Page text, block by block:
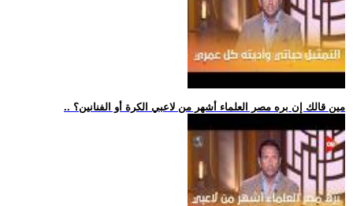
.. مين قالك إن بره مصر العلماء أشهر من لاعبي الكرة أو الفنانين؟